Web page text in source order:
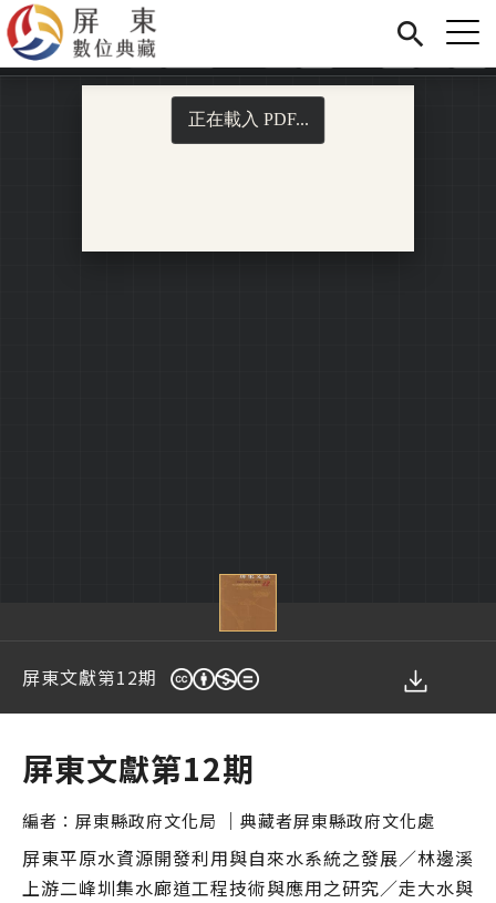
展覽
Jump to Main content
屏東文獻第12期
您在這裡
屏東文獻第12期
編者： 屏東縣政府文化局 ｜ 典藏者屏東縣政府文化處
屏東平原水資源開發利用與自來水系統之發展／林邊溪
上游二峰圳集水廊道工程技術與應用之研究／走大水與